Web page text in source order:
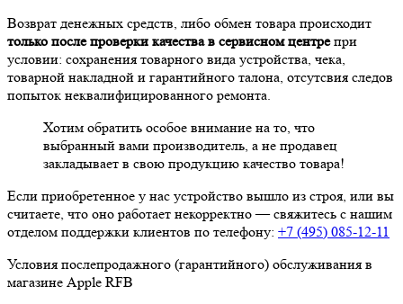
Возврат денежных средств, либо обмен товара происходит
только после проверки качества в сервисном центрепри
условии: сохранения товарного вида устройства, чека,
товарной накладной и гарантийного талона, отсутсвия следов
попыток неквалифицированного ремонта.
Хотим обратить особое внимание на то, что
выбранный вами производитель, а не продавец
закладывает в свою продукцию качество товара!
Если приобретенное у нас устройство вышло из строя, или вы
считаете, что оно работает некорректно — свяжитесь с нашим
отделом поддержки клиентов по телефону: +7 (495) 085-12-11
Условия послепродажного (гарантийного) обслуживания в
магазине Apple RFB